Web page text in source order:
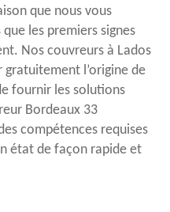
que nous vous
les premiers signes
Nos couvreurs à Lados
l’origine de
fournir les solutions
Bordeaux 33
compétences requises
état de façon rapide et